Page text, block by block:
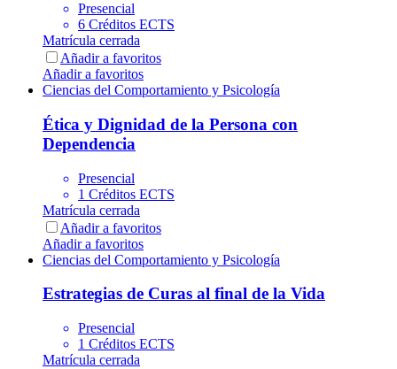
Presencial
6 Créditos ECTS
Matrícula cerrada
Añadir a favoritos
Añadir a favoritos
Ciencias del Comportamiento y Psicología
Ética y Dignidad de la Persona con
Dependencia
Presencial
1 Créditos ECTS
Matrícula cerrada
Añadir a favoritos
Añadir a favoritos
Ciencias del Comportamiento y Psicología
Estrategias de Curas al final de la Vida
Presencial
1 Créditos ECTS
Matrícula cerrada